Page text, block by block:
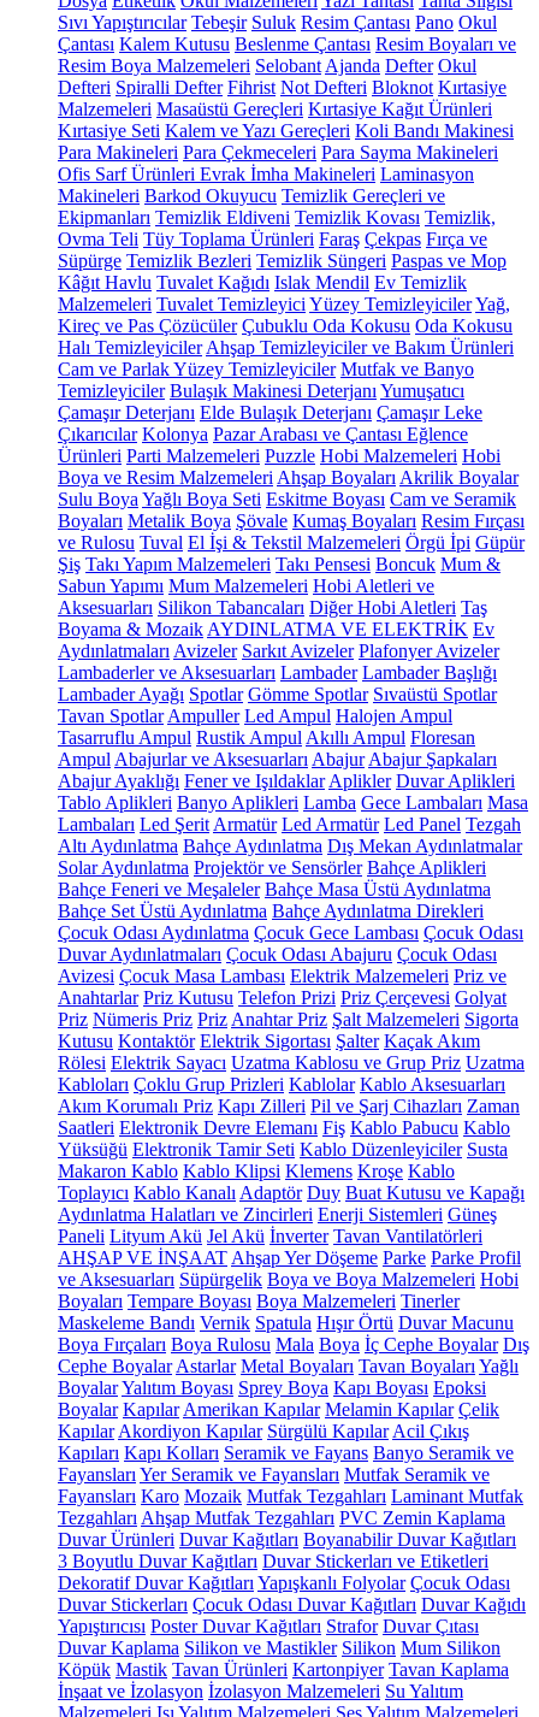
Sıvı Yapıştırıcılar Tebeşir Suluk Resim Çantası Pano Okul
Çantası Kalem Kutusu Beslenme Çantası Resim Boyaları ve
Resim Boya Malzemeleri Selobant Ajanda Defter Okul
Defteri Spiralli Defter Fihrist Not Defteri Bloknot Kırtasiye
Malzemeleri Masaüstü Gereçleri Kırtasiye Kağıt Ürünleri
Kırtasiye Seti Kalem ve Yazı Gereçleri Koli Bandı Makinesi
Para Makineleri Para Çekmeceleri Para Sayma Makineleri
Ofis Sarf Ürünleri Evrak İmha Makineleri Laminasyon
Makineleri Barkod Okuyucu Temizlik Gereçleri ve
Ekipmanları Temizlik Eldiveni Temizlik Kovası Temizlik,
Ovma Teli Tüy Toplama Ürünleri Faraş Çekpas Fırça ve
Süpürge Temizlik Bezleri Temizlik Süngeri Paspas ve Mop
Kâğıt Havlu Tuvalet Kağıdı Islak Mendil Ev Temizlik
Malzemeleri Tuvalet Temizleyici Yüzey TemizleyicilerYağ,
Kireç ve Pas Çözücüler Çubuklu Oda Kokusu Oda Kokusu
Halı Temizleyiciler Ahşap Temizleyiciler ve Bakım Ürünleri
Cam ve Parlak Yüzey Temizleyiciler Mutfak ve Banyo
Temizleyiciler Bulaşık Makinesi Deterjanı Yumuşatıcı
Çamaşır Deterjanı Elde Bulaşık Deterjanı Çamaşır Leke
Çıkarıcılar Kolonya Pazar Arabası ve Çantası Eğlence
Ürünleri Parti Malzemeleri Puzzle Hobi Malzemeleri Hobi
Boya ve Resim Malzemeleri Ahşap Boyaları Akrilik Boyalar
Sulu Boya Yağlı Boya Seti Eskitme Boyası Cam ve Seramik
Boyaları Metalik Boya Şövale Kumaş Boyaları Resim Fırçası
ve Rulosu Tuval El İşi & Tekstil Malzemeleri Örgü İpi Güpür
Şiş Takı Yapım Malzemeleri Takı Pensesi Boncuk Mum &
Sabun Yapımı Mum Malzemeleri Hobi Aletleri ve
Aksesuarları Silikon Tabancaları Diğer Hobi Aletleri Taş
Boyama & Mozaik AYDINLATMA VE ELEKTRİK Ev
Aydınlatmaları Avizeler Sarkıt Avizeler Plafonyer Avizeler
Lambaderler ve Aksesuarları Lambader Lambader Başlığı
Lambader Ayağı Spotlar Gömme Spotlar Sıvaüstü Spotlar
Tavan Spotlar Ampuller Led Ampul Halojen Ampul
Tasarruflu Ampul Rustik Ampul Akıllı Ampul Floresan
Ampul Abajurlar ve Aksesuarları Abajur Abajur Şapkaları
Abajur Ayaklığı Fener ve Işıldaklar Aplikler Duvar Aplikleri
Tablo Aplikleri Banyo Aplikleri Lamba Gece Lambaları Masa
Lambaları Led Şerit Armatür Led Armatür Led Panel Tezgah
Altı Aydınlatma Bahçe Aydınlatma Dış Mekan Aydınlatmalar
Solar Aydınlatma Projektör ve Sensörler Bahçe Aplikleri
Bahçe Feneri ve Meşaleler Bahçe Masa Üstü Aydınlatma
Bahçe Set Üstü Aydınlatma Bahçe Aydınlatma Direkleri
Çocuk Odası Aydınlatma Çocuk Gece Lambası Çocuk Odası
Duvar Aydınlatmaları Çocuk Odası Abajuru Çocuk Odası
Avizesi Çocuk Masa Lambası Elektrik Malzemeleri Priz ve
Anahtarlar Priz Kutusu Telefon Prizi Priz Çerçevesi Golyat
Priz Nümeris Priz Priz Anahtar Priz Şalt Malzemeleri Sigorta
Kutusu Kontaktör Elektrik Sigortası Şalter Kaçak Akım
Rölesi Elektrik Sayacı Uzatma Kablosu ve Grup Priz Uzatma
Kabloları Çoklu Grup Prizleri Kablolar Kablo Aksesuarları
Akım Korumalı Priz Kapı Zilleri Pil ve Şarj Cihazları Zaman
Saatleri Elektronik Devre Elemanı Fiş Kablo Pabucu Kablo
Yüksüğü Elektronik Tamir Seti Kablo Düzenleyiciler Susta
Makaron Kablo Kablo Klipsi Klemens Kroşe Kablo
Toplayıcı Kablo Kanalı Adaptör Duy Buat Kutusu ve Kapağı
Aydınlatma Halatları ve Zincirleri Enerji Sistemleri Güneş
Paneli Lityum Akü Jel Akü İnverter Tavan Vantilatörleri
AHŞAP VE İNŞAAT Ahşap Yer Döşeme Parke Parke Profil
ve Aksesuarları Süpürgelik Boya ve Boya Malzemeleri Hobi
Boyaları Tempare Boyası Boya Malzemeleri Tinerler
Maskeleme Bandı Vernik Spatula Hışır Örtü Duvar Macunu
Boya Fırçaları Boya Rulosu Mala Boya İç Cephe Boyalar Dış
Cephe Boyalar Astarlar Metal Boyaları Tavan Boyaları Yağlı
BoyalarYalıtım Boyası Sprey Boya Kapı Boyası Epoksi
Boyalar Kapılar Amerikan Kapılar Melamin Kapılar Çelik
Kapılar Akordiyon Kapılar Sürgülü Kapılar Acil Çıkış
Kapıları Kapı Kolları Seramik ve Fayans Banyo Seramik ve
Fayansları Yer Seramik ve Fayansları Mutfak Seramik ve
Fayansları Karo Mozaik Mutfak Tezgahları Laminant Mutfak
Tezgahları Ahşap Mutfak Tezgahları PVC Zemin Kaplama
Duvar Ürünleri Duvar Kağıtları Boyanabilir Duvar Kağıtları
3 Boyutlu Duvar Kağıtları Duvar Stickerları ve Etiketleri
Dekoratif Duvar Kağıtları Yapışkanlı Folyolar Çocuk Odası
Duvar Stickerları Çocuk Odası Duvar Kağıtları Duvar Kağıdı
Yapıştırıcısı Poster Duvar Kağıtları Strafor Duvar Çıtası
Duvar Kaplama Silikon ve Mastikler Silikon Mum Silikon
Köpük Mastik Tavan Ürünleri Kartonpiyer Tavan Kaplama
İnşaat ve İzolasyon İzolasyon Malzemeleri Su Yalıtım
Malzemeleri Isı Yalıtım Malzemeleri Ses Yalıtım Malzemeleri